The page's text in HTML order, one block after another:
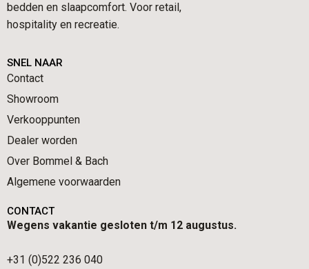
bedden en slaapcomfort. Voor retail,
hospitality en recreatie.
SNEL NAAR
Contact
Showroom
Verkooppunten
Dealer worden
Over Bommel & Bach
Algemene voorwaarden
CONTACT
Wegens vakantie gesloten t/m 12 augustus.
+31 (0)522 236 040